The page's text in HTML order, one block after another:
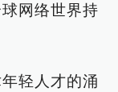
网络世界持
轻人才的涌